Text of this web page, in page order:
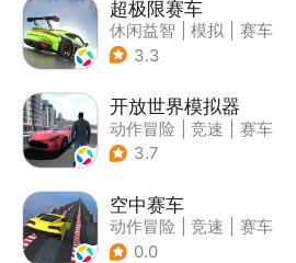
超极限赛车
休闲益智 模拟
赛车
| 漂移
3.3
开放世界模拟器
动作冒险 竞速
赛车
| 开放世界
3.7
空中赛车
动作冒险 竞速
赛车
| 卡通
0.0